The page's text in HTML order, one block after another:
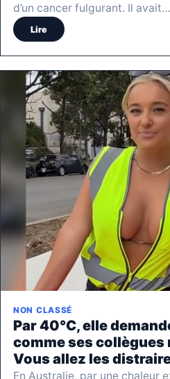
d’un cancer fulgurant. Il avait…
Lire
NON CLASSÉ
Par 40°C, elle
comme ses collègues
Vous allez les
En Australie, par une chaleur